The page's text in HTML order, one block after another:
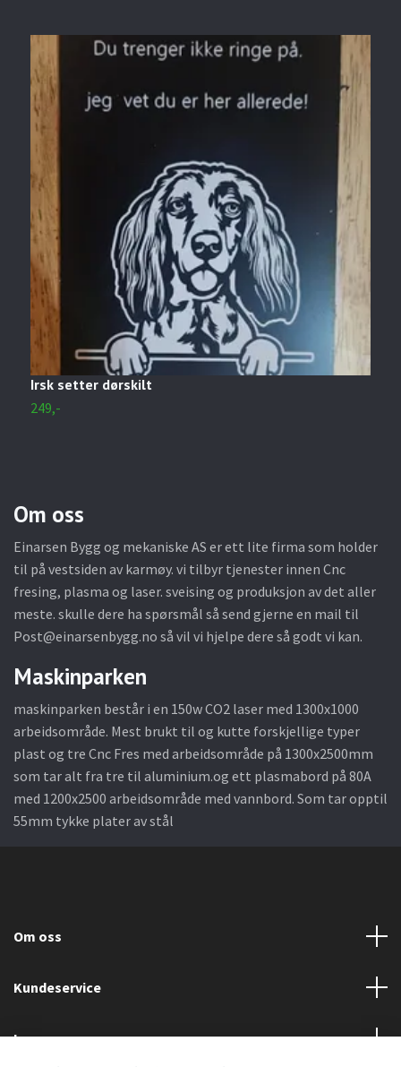
Om oss
Einarsen Bygg og mekaniske AS er ett lite firma som holder
til på vestsiden av karmøy. vi tilbyr tjenester innen Cnc
fresing, plasma og laser. sveising og produksjon av det aller
meste. skulle dere ha spørsmål så send gjerne en mail til
Post@einarsenbygg.no så vil vi hjelpe dere så godt vi kan.
Maskinparken
maskinparken består i en 150w CO2 laser med 1300x1000
arbeidsområde. Mest brukt til og kutte forskjellige typer
plast og tre Cnc Fres med arbeidsområde på 1300x2500mm
som tar alt fra tre til aluminium.og ett plasmabord på 80A
med 1200x2500 arbeidsområde med vannbord. Som tar opptil
55mm tykke plater av stål
Irsk setter dørskilt
249,-
Om oss
Kundeservice
Les mer